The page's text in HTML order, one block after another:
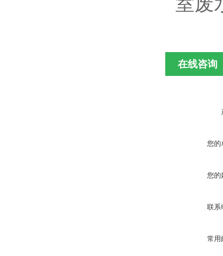
在线咨询
您的
您的
联系
常用